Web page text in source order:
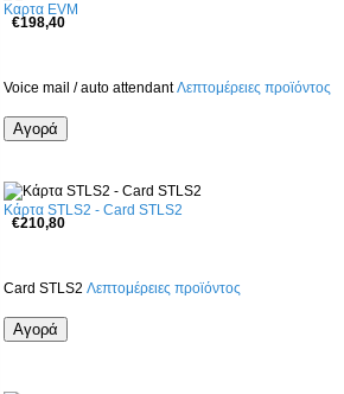
Καρτα EVM
€198,40
Voice mail / auto attendantΛεπτομέρειες προϊόντος
Κάρτα STLS2 - Card STLS2
€210,80
Card STLS2 Λεπτομέρειες προϊόντος